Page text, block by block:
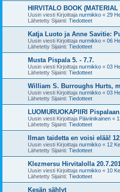
HIRVITALO BOOK (MATERIAL
Uusin viesti Kirjoittaja nurmikko « 29
Lähetetty Sijainti: Tiedotteet
Katja Luoto ja Anne Savitie:
Uusin viesti Kirjoittaja nurmikko « 06
Lähetetty Sijainti: Tiedotteet
Musta Pispala 5. - 7.7.
Uusin viesti Kirjoittaja nurmikko « 03
Lähetetty Sijainti: Tiedotteet
William S. Burroughs Hurts,
Uusin viesti Kirjoittaja nurmikko « 03
Lähetetty Sijainti: Tiedotteet
LUOMURUOKAPIIRI
Uusin viesti Kirjoittaja Päiviinikainen «
Lähetetty Sijainti: Tiedotteet
Ilman taidetta en voisi elää!
Uusin viesti Kirjoittaja nurmikko « 12
Lähetetty Sijainti: Tiedotteet
Klezmersu Hirvitalolla
Uusin viesti Kirjoittaja nurmikko « 10
Lähetetty Sijainti: Tiedotteet
Kesän sählyt